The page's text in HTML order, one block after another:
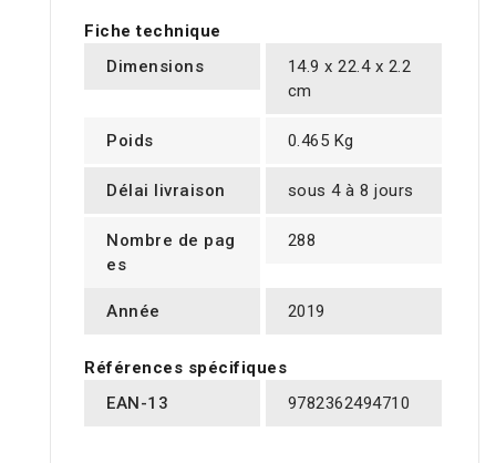
Fiche technique
Dimensions
14.9 x 22.4 x 2.2
cm
Poids 0.465 Kg
Délai livraison sous 4 à 8 jours
Nombre de pag
es
288
Année 2019
Références spécifiques
EAN-13
9782362494710